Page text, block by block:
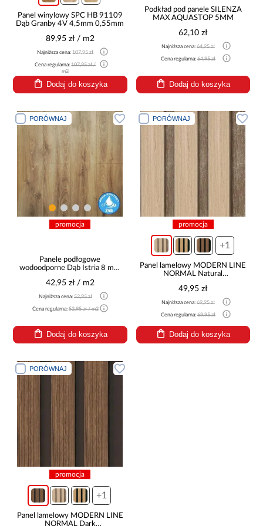
Panel winylowy SPC HB 91109
Dąb Granby 4V 4,5mm 0,55mm
89,95 zł / m2
Najniższa cena:107,95 zł
Cena regularna:107,95 zł /
m2
Dodaj do koszyka
Podkład pod panele SILENZA
MAX AQUASTOP 5MM
62,10 zł
Najniższa cena:64,95 zł
Cena regularna:64,95 zł
Dodaj do koszyka
PORÓWNAJ
promocja
Panele podłogowe
wodoodporne Dąb Istria 8 mm
40624
42,95 zł / m2
Najniższa cena: 52,95 zł
Cena regularna: 52,95 zł / m2
Dodaj do koszyka
PORÓWNAJ
promocja
+1
Panel lamelowy MODERN LINE
NORMAL Natural
49,95 zł
Najniższa cena:69,95 zł
Cena regularna:69,95 zł
Dodaj do koszyka
PORÓWNAJ
promocja
+1
Panel lamelowy MODERN LINE
NORMAL Dark